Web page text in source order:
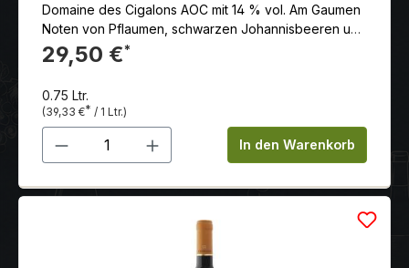
Domaine des Cigalons AOC mit 14 % vol. Am Gaumen
Noten von Pflaumen, schwarzen Johannisbeeren und
Kirschen. Die Rotweine aus Châteauneuf-du-Pape
sind üppig, vollmundig und gut strukturiert und haben
entfalten sie, wie das alte Château, stolz ihre großen
architektonischen Dimensionen. Tiefes Rubinrot, das
sich in der Nase mit Offenheit und Schärfe ausdrückt
und auf samtigen Tanninen ruht, ist dieser Wein
sich mit Noten von Kräutern und roten Früchten zu
Pflaumen, schwarzen Johannisbeeren und Kirschen
29,50 €*
0.75 Ltr.
(39,33 €* / 1 Ltr.)
Produkt Anzahl: Gib denIn den Warenkorb